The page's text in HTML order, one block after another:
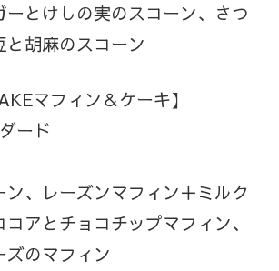
とけしの実のスコーン、さつ
と胡麻のスコーン
マフィン＆ケーキ】
ード
ン、レーズンマフィン＋ミルク
アとチョコチップマフィン、
ズのマフィン